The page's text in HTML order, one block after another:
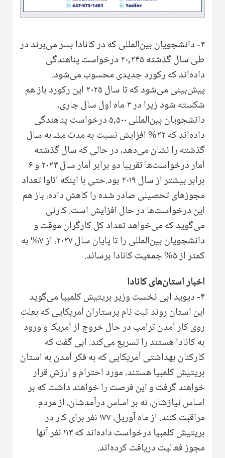
۳- دانشجویان بین‌المللی که در کانادا بسر می‌برند در
طی سال گذشته ۲۰,۲۴۵ درخواست پناهندگی
داده‌اند که رکورد جدیدی محسوب می‌شود.
پیش‌بینی می‌شود که تا سال ۲۰۲۵ این رکورد باز هم
شکسته شود زیرا در ۳ ماه اول سال جاری،
دانشجویان بین‌المللی ۵,۵۰۰ درخواست پناهندگی
داده‌اند که ۲۲% افزایش نسبت به مدت مشابه سال
گذشته را نشان می‌دهد، در حالی که سال گذشته
آمار درخواست‌ها تقریبا دو برابر آمار سال ۲۰۲۳ و ۶
برابر بیشتر از سال ۲۰۱۹ بود.حتی با اینکه اتاوا تعداد
مجوزهای تحصیلی صادر شده را کاهش داده، باز هم
این درخواست‌ها در حال افزایش است. کارنی
می‌گوید که می‌خواهد تعداد کل کارگران موقت و
دانشجویان بین‌المللی را تا پایان سال ۲۰۲۷، از ۷% به
کمتر از ۵% جمعیت کانادا برساند.
اخبار استان‌های کانادا
۴- دیوید ابی نخست وزیر بریتیش کلمبیا می‌گوید
این استان روند ثبت نام پرستاران آمریکایی که بعلت
روی کار آمدن ترامپ در حال خروج از آمریکا و ورود
به کانادا هستند را تسریع می‌کند. ابی گفت که
کارکنان بهداشتی آمریکایی که به فکر آمدن به استان
بریتیش کلمبیا هستند، مورد احترام و ارزش قرار
خواهند گرفت و این فرصت را خواهند داشت که بر
اساس نیازشان، نه بر اساس درآمدشان، از مردم
مراقبت کنند. از ماه آوریل، ۱۷۷ نفر برای کار در
بریتیش کلمبیا درخواست داده‌اند که ۱۱۳ نفر آنها
مجوز فعالیت دریافت کرده‌اند.